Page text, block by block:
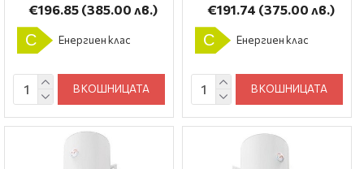
€196.85 (385.00 лв.)
C Енергиен клас
В КОШНИЦАТА
€191.74 (375.00 лв.)
C Енергиен клас
В КОШНИЦАТА